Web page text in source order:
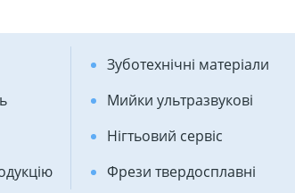
Зуботехнічні матеріали
Мийки ультразвукові
Нігтьовий сервіс
Фрези твердосплавні